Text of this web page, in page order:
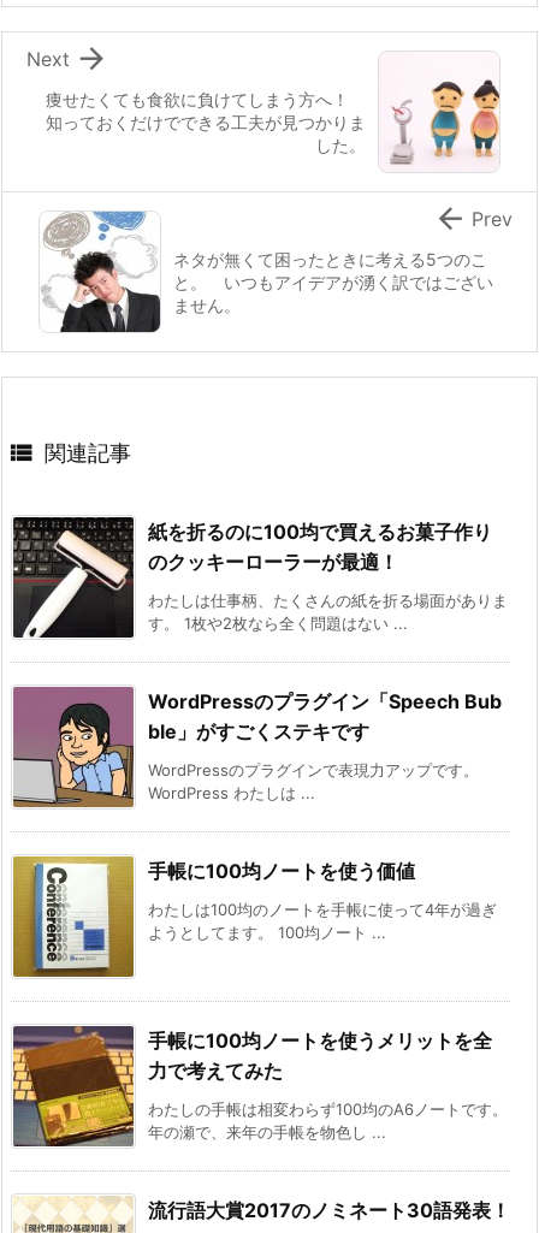
痩せたくても食欲に負けてしまう方へ！
知っておくだけでできる工夫が見つかりま
した。

Next
ネタが無くて困ったときに考える5つのこ
と。 いつもアイデアが湧く訳ではござい
ません。
 Prev
 関連記事
紙を折るのに100均で買えるお菓子作り
のクッキーローラーが最適！
わたしは仕事柄、たくさんの紙を折る場面がありま
す。 1枚や2枚なら全く問題はない ...
WordPressのプラグイン「Speech Bub
ble」がすごくステキです
WordPressのプラグインで表現力アップです。
WordPress わたしは ...
手帳に100均ノートを使う価値
わたしは100均のノートを手帳に使って4年が過ぎ
ようとしてます。 100均ノート ...
手帳に100均ノートを使うメリットを全
力で考えてみた
わたしの手帳は相変わらず100均のA6ノートです。
年の瀬で、来年の手帳を物色し ...
流行語大賞2017のノミネート30語発表！